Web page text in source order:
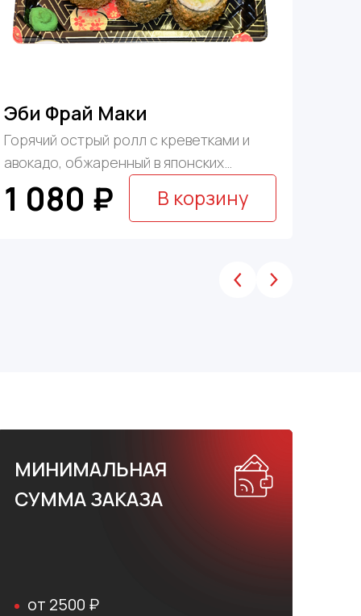
Эби Фрай Маки
Горячий острый ролл с креветками и
авокадо, обжаренный в японских
хрустящих сухарях ...
1 080 ₽ В корзину
МИНИМАЛЬНАЯ
СУММА ЗАКАЗА
от 2500 ₽